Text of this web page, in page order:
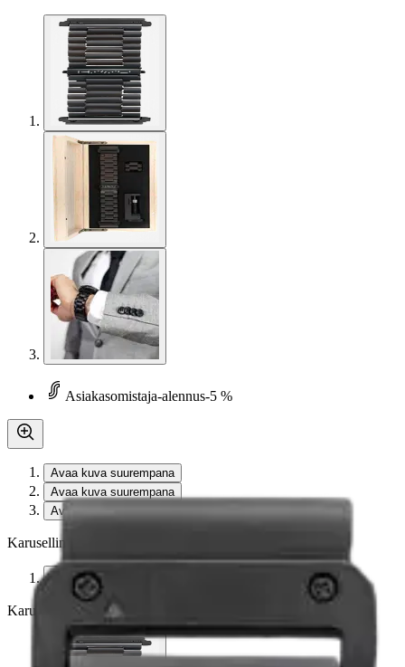
Asiakasomistaja-alennus-5 %
Avaa kuva suurempana
Avaa kuva suurempana
Avaa kuva suurempana
Karusellin nuolipainikkeet
Seuraava
Karusellin pikakuvakkeet